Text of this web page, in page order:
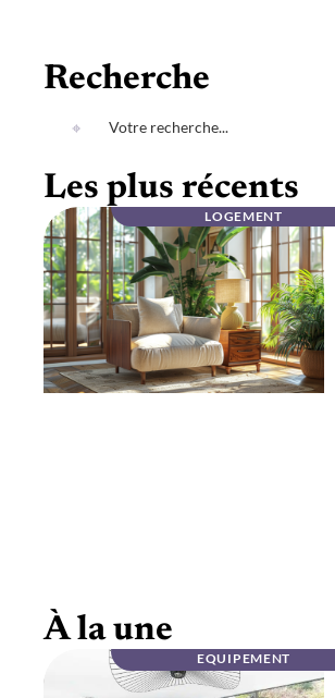
Recherche
Les plus récents
LOGEMENT
INFOS
À la une
EQUIPEMENT